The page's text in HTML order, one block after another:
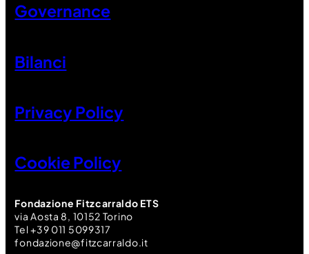
Fondazione Fitzcarraldo ETS
via Aosta 8, 10152 Torino
Tel +39 011 5099317
fondazione@fitzcarraldo.it
Governance
Bilanci
Privacy Policy
Cookie Policy